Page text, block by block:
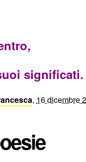
significati.
, 16 dicembre